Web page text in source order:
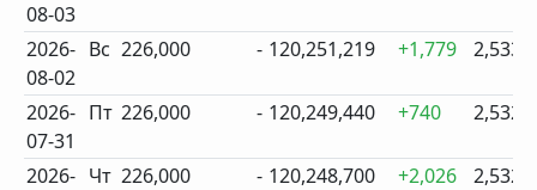
08-03
2026-
08-02
Вс 226,000 - 120,251,219 +1,779 2,533
2026-
07-31
Пт 226,000 - 120,249,440 +740 2,532
2026- Чт 226,000 - 120,248,700 +2,026 2,532